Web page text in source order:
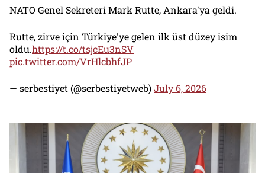
NATO Genel Sekreteri Mark Rutte, Ankara'ya geldi.
Rutte, zirve için Türkiye'ye gelen ilk üst düzey isim
oldu.https://t.co/tsjcEu3nSV
pic.twitter.com/VrHlcbhfJP
— serbestiyet (@serbestiyetweb)July 6, 2026